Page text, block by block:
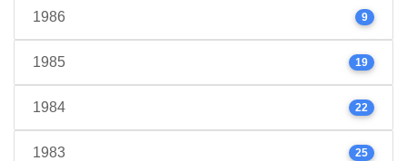
1986 9
1985 19
1984 22
1983 25